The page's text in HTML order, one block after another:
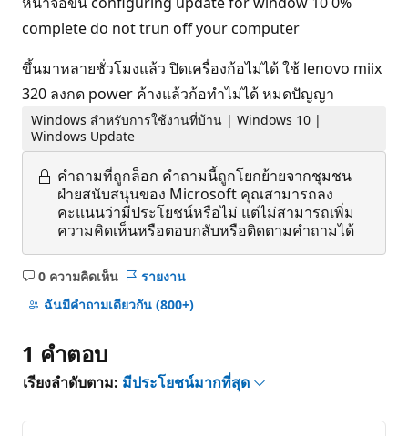
complete do not trun off your computer
ขึ้นมาหลายชั่วโมงแล้ว ปิดเครื่องก้อไม่ได้ ใช้ lenovo miix
320 ลงกด power ค้างแล้วก้อทำไม่ได้ หมดปัญญา
Windows สำหรับการใช้งานที่บ้าน | Windows 10 |
Windows Update
คำถามที่ถูกล็อก คำถามนี้ถูกโยกย้ายจากชุมชน
ฝ่ายสนับสนุนของ Microsoft คุณสามารถลง
คะแนนว่ามีประโยชน์หรือไม่ แต่ไม่สามารถเพิ่ม
ความคิดเห็นหรือตอบกลับหรือติดตามคำถามได้
0 ความคิดเห็น
ไม่มี
ข้อคิด
รายงาน
ฉันมีคําถามเดียวกัน (800+)
1 คำตอบ
เรียงลำดับตาม: มีประโยชน์มากที่สุด